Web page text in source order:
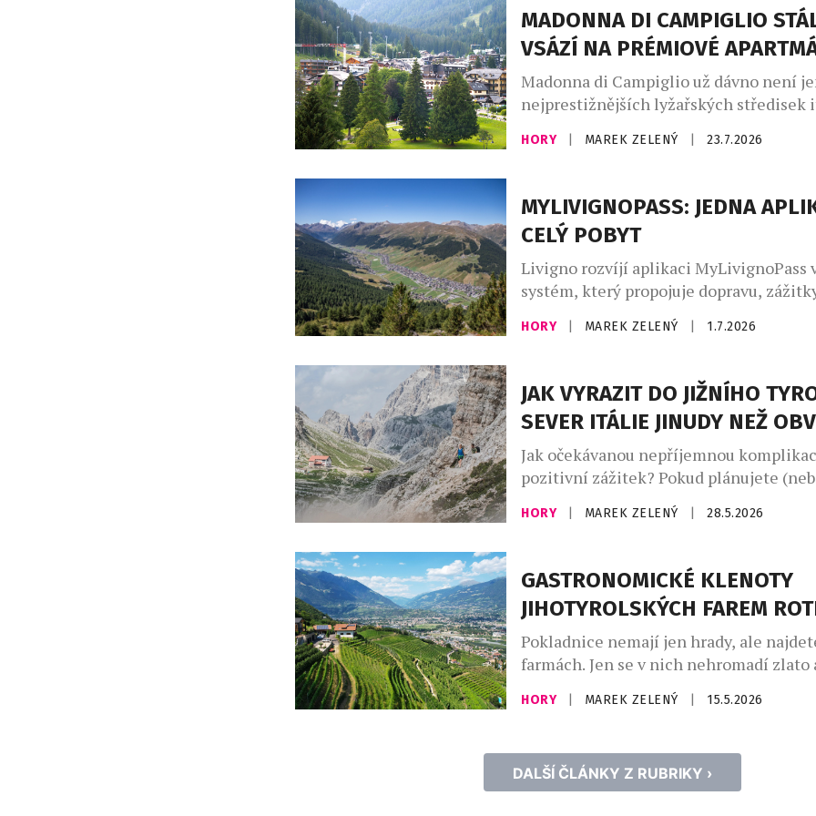
MADONNA DI CAMPIGLIO
VSÁZÍ NA PRÉMIOVÉ
Madonna di Campiglio už dávno není
nejprestižnějších lyžařských středisek
alpskou adresu, kde se snoubí prvotřídní
každou zimu přitahuje světové
hvězdy i milovníky nenápadného
sezonu se středisko připravuje ve
Celková ubytovací kapacita […]
HORY MAREK ZELENÝ 23.7.2026
MYLIVIGNOPASS: JEDNA
CELÝ POBYT
Livigno rozvíjí aplikaci MyLivignoPass v
systém, který propojuje dopravu,
návštěvníkům pobyt, který nezačíná
autentické poznávání místa, lidí i
životního stylu. MyLivignoPass se
úroveň jako komplexní aplikace, díky
návštěvníci objevovat […]
HORY MAREK ZELENÝ 1.7.2026
JAK VYRAZIT DO JIŽNÍHO
SEVER ITÁLIE JINUDY NEŽ
Jak očekávanou nepříjemnou
pozitivní zážitek? Pokud plánujete
zvolte jinou cestu než obvykle tu
alpsko-dolomitského prostoru. A v
pravděpodobně i ušetříte čas. Poslední
sobotu (30.) bude uzavřená rakouská
HORY MAREK ZELENÝ 28.5.2026
GASTRONOMICKÉ KLENOTY
JIHOTYROLSKÝCH FAREM
Pokladnice nemají jen hrady, ale
farmách. Jen se v nich nehromadí zlato
Farmy ze sdružení Roter Hahn v Jižním
ovocné sirupy, křupavé jablečné
klobásy nebo starodávné odrůdy obilí…
HORY MAREK ZELENÝ 15.5.2026
DALŠÍ ČLÁNKY Z RUBRIKY ›